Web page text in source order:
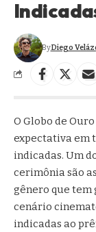
ByDiego
O Globo de
expectativa em
indicadas. Um
cerimônia são
gênero que tem
cenário
indicadas ao